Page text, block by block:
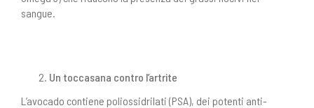
sangue.
Un toccasana contro l’artrite
L’avocado contiene poliossidrilati (PSA), dei potenti anti-